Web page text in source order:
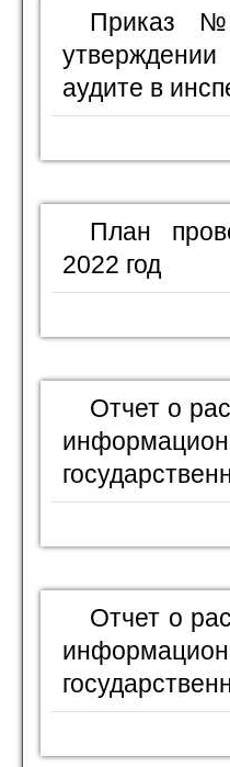
Приказ
аудите в
План
2022 год
Отчет о
Отчет о